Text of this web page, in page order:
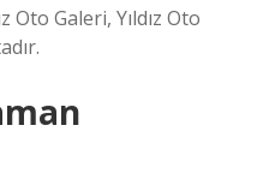
Oto Galeri, Yıldız Oto